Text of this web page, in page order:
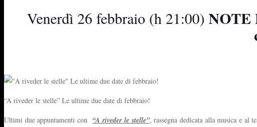
Venerdì 26 febbraio (h 21:00) NOTE
“A riveder le stelle” Le ultime due date di febbraio!
Ultimi due appuntamenti con“A riveder le stelle”, rassegna dedicata alla musica e al